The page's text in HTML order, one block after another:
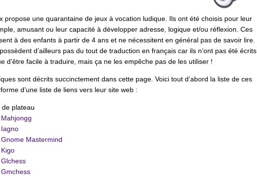
propose une quarantaine de jeux à vocation ludique. Ils ont été choisis pour leur
amusant ou leur capacité à développer adresse, logique et/ou réflexion. Ces
à des enfants à partir de 4 ans et ne nécessitent en général pas de savoir lire.
d’ailleurs pas du tout de traduction en français car ils n’ont pas été écrits
d’être facile à traduire, mais ça ne les empêche pas de les utiliser !
sont décrits succinctement dans cette page. Voici tout d’abord la liste de ces
d’une liste de liens vers leur site web :
de plateau
Mahjongg
Iagno
Gnome Mastermind
Kigo
Glchess
Gmchess